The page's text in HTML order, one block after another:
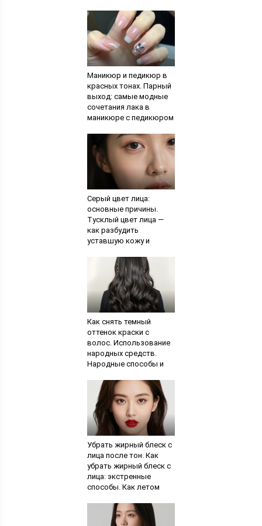
Маникюр и педикюр в
красных тонах. Парный
выход: самые модные
сочетания лака в
маникюре с педикюром
Серый цвет лица:
основные причины.
Тусклый цвет лица —
как разбудить
уставшую кожу и
Как снять темный
оттенок краски с
волос. Использование
народных средств.
Народные способы и
Убрать жирный блеск с
лица после тон. Как
убрать жирный блеск с
лица: экстренные
способы. Как летом
блеск кожи